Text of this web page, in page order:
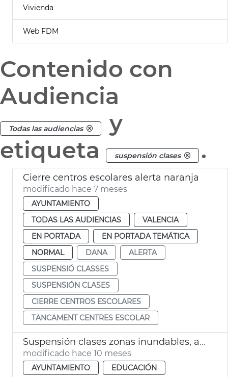
Vivienda
Web FDM
Contenido con
Audiencia
Todas las audiencias
y
etiqueta
suspensión clases .
Cierre centros escolares alerta naranja
modificado hace 7 meses
AYUNTAMIENTO
TODAS LAS AUDIENCIAS
VALENCIA
EN PORTADA
EN PORTADA TEMÁTICA
NORMAL
DANA
ALERTA
SUSPENSIÓ CLASSES
SUSPENSIÓN CLASES
CIERRE CENTROS ESCOLARES
TANCAMENT CENTRES ESCOLAR
Suspensión clases zonas inundables, afectados dana y fachada marítima
modificado hace 10 meses
AYUNTAMIENTO
EDUCACIÓN